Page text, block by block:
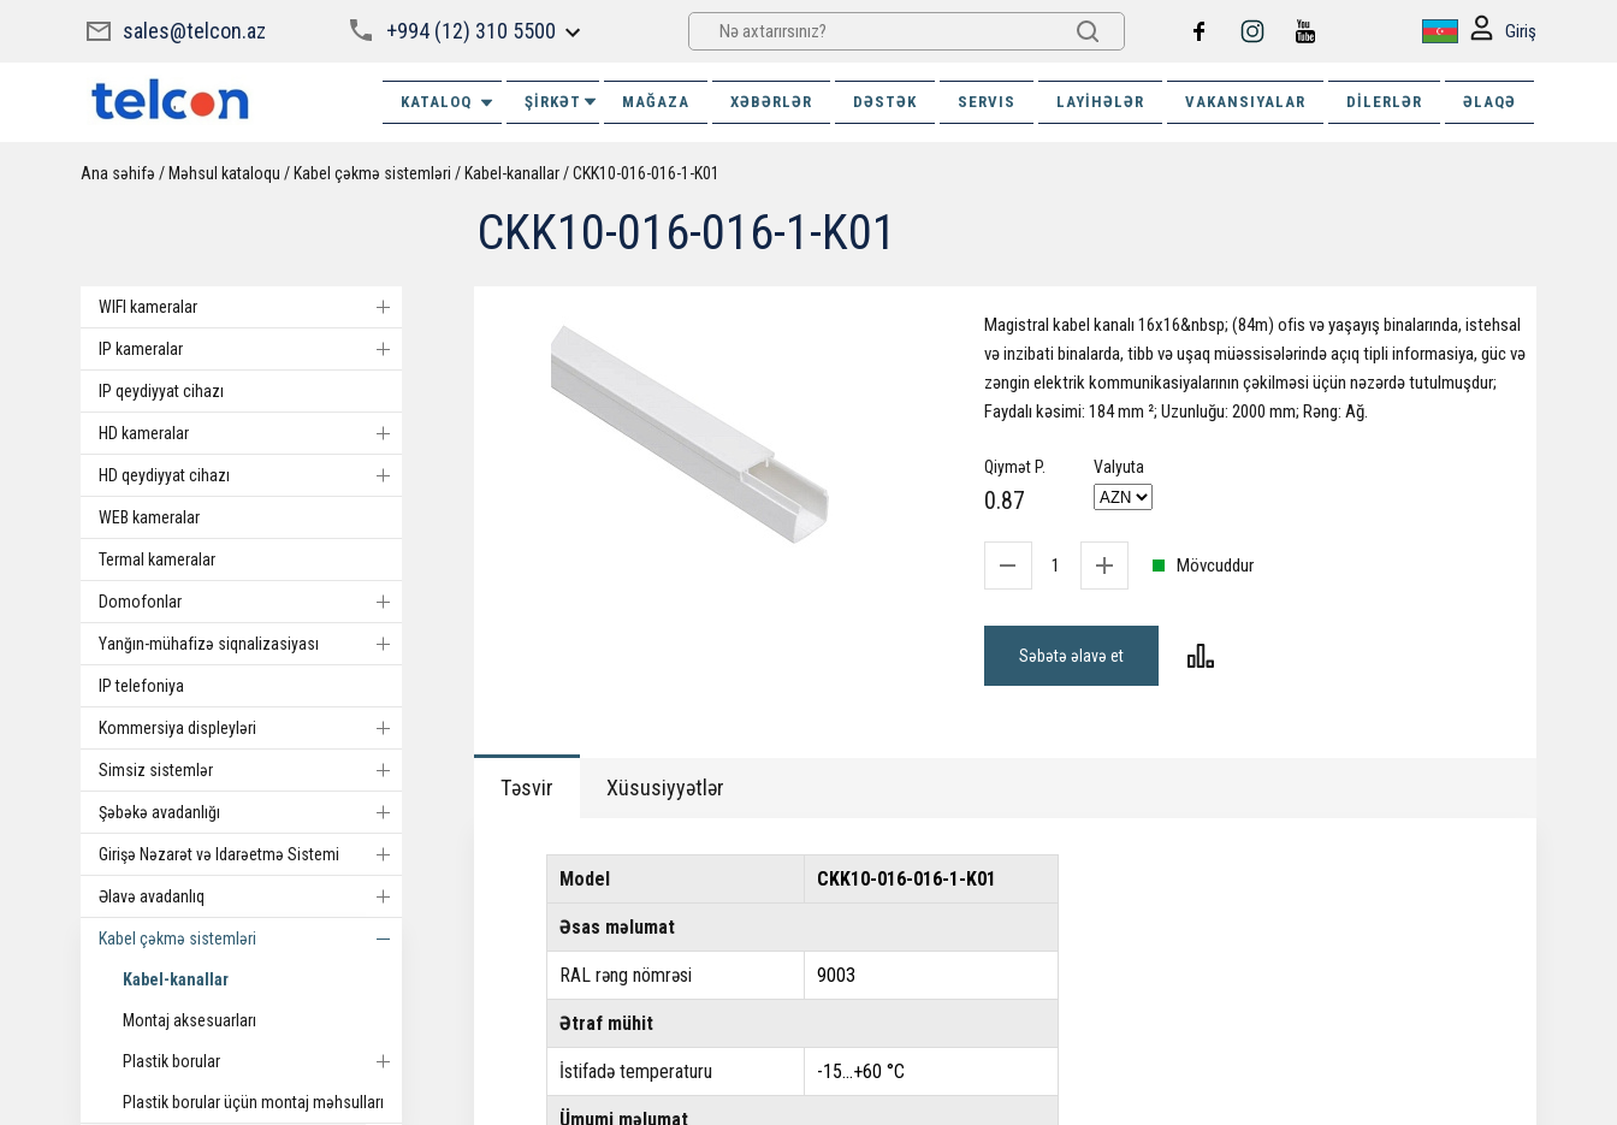
sales@telcon.az +994 (12) 310 5500 Giriş
KATALOQ ŞİRKƏT MAĞAZA XƏBƏRLƏR DƏSTƏK SERVIS LAYIHƏLƏR VAKANSIYALAR DILERLƏR ƏLAQƏ
Ana səhifə Məhsul kataloqu Kabel çəkmə sistemləri Kabel-kanallar CKK10-016-016-1-K01
CKK10-016-016-1-K01
WIFI kameralar
IP kameralar
IP qeydiyyat cihazı
HD kameralar
HD qeydiyyat cihazı
WEB kameralar
Termal kameralar
Domofonlar
Yanğın-mühafizə siqnalizasiyası
IP telefoniya
Kommersiya displeyləri
Simsiz sistemlər
Şəbəkə avadanlığı
Girişə Nəzarət və Idarəetmə Sistemi
Əlavə avadanlıq
Kabel çəkmə sistemləri
Kabel-kanallar
Montaj aksesuarları
Plastik borular
Plastik borular üçün montaj məhsulları
Qiymət P.
0.87
Valyuta
Mövcuddur
Səbətə əlavə et
Magistral kabel kanalı 16x16&nbsp; (84m) ofis və yaşayış binalarında, istehsal
və inzibati binalarda, tibb və uşaq müəssisələrində açıq tipli informasiya, güc və
zəngin elektrik kommunikasiyalarının çəkilməsi üçün nəzərdə tutulmuşdur;
Faydalı kəsimi: 184 mm ²; Uzunluğu: 2000 mm; Rəng: Ağ.
Təsvir Xüsusiyyətlər
Model CKK10-016-016-1-K01
Əsas məlumat
RAL rəng nömrəsi 9003
Ətraf mühit
İstifadə temperaturu -15...+60 °C
Ümumi məlumat